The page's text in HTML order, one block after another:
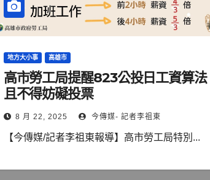
地方大小事 高雄市
高市勞工局提醒823公投日工資算法
且不得妨礙投票
8 月 22, 2025 今傳媒- 記者李祖東
【今傳媒/記者李祖東報導】高市勞工局特別...